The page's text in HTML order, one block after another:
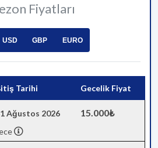
Fiyatları
USD GBP EURO
Tarihi Gecelik Fiyat
Ağustos 2026 15.000₺